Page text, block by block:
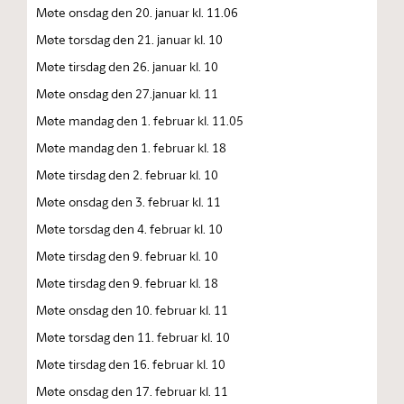
Møte onsdag den 20. januar kl. 11.06
Møte torsdag den 21. januar kl. 10
Møte tirsdag den 26. januar kl. 10
Møte onsdag den 27.januar kl. 11
Møte mandag den 1. februar kl. 11.05
Møte mandag den 1. februar kl. 18
Møte tirsdag den 2. februar kl. 10
Møte onsdag den 3. februar kl. 11
Møte torsdag den 4. februar kl. 10
Møte tirsdag den 9. februar kl. 10
Møte tirsdag den 9. februar kl. 18
Møte onsdag den 10. februar kl. 11
Møte torsdag den 11. februar kl. 10
Møte tirsdag den 16. februar kl. 10
Møte onsdag den 17. februar kl. 11